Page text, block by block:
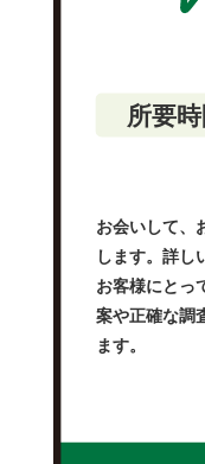
所要
お会いして、
します。詳し
お客様にとっ
案や正確な調
ます。